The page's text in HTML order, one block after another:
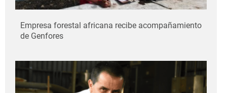
Empresa forestal africana recibe acompañamiento
de Genfores